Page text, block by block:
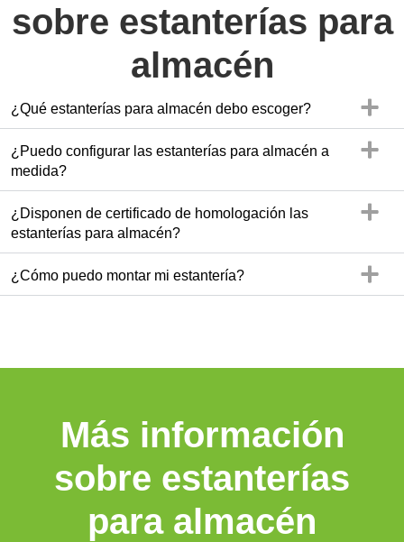
sobre estanterías para
almacén
¿Qué estanterías para almacén debo escoger?
¿Puedo configurar las estanterías para almacén a
medida?
¿Disponen de certificado de homologación las
estanterías para almacén?
¿Cómo puedo montar mi estantería?
Más información
sobre estanterías
para almacén